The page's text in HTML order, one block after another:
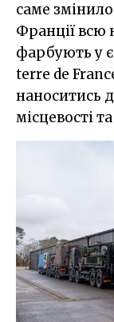
саме
Франції всю
фарбують у
terre de
наноситись
місцевості